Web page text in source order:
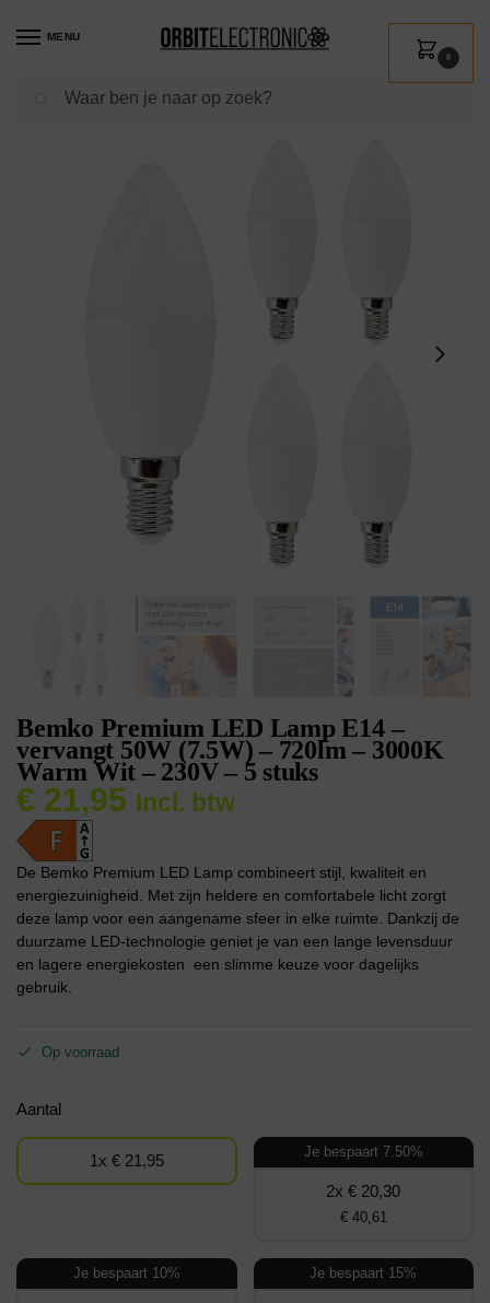
MENU
Zoeken
0
Shop / Verlichting / Lichtbronnen
Bemko Premium LED Lamp E14 –
vervangt 50W (7.5W) – 720lm – 3000K
Warm Wit – 230V – 5 stuks
€ 21,95 Incl. btw
De Bemko Premium LED Lamp combineert stijl, kwaliteit en
energiezuinigheid. Met zijn heldere en comfortabele licht zorgt
deze lamp voor een aangename sfeer in elke ruimte. Dankzij de
duurzame LED-technologie geniet je van een lange levensduur
en lagere energiekosten  een slimme keuze voor dagelijks
gebruik.
Op voorraad
Aantal
1x € 21,95 Je bespaart 7.50%
2x € 20,30
€ 40,61
Je bespaart 10% Je bespaart 15%